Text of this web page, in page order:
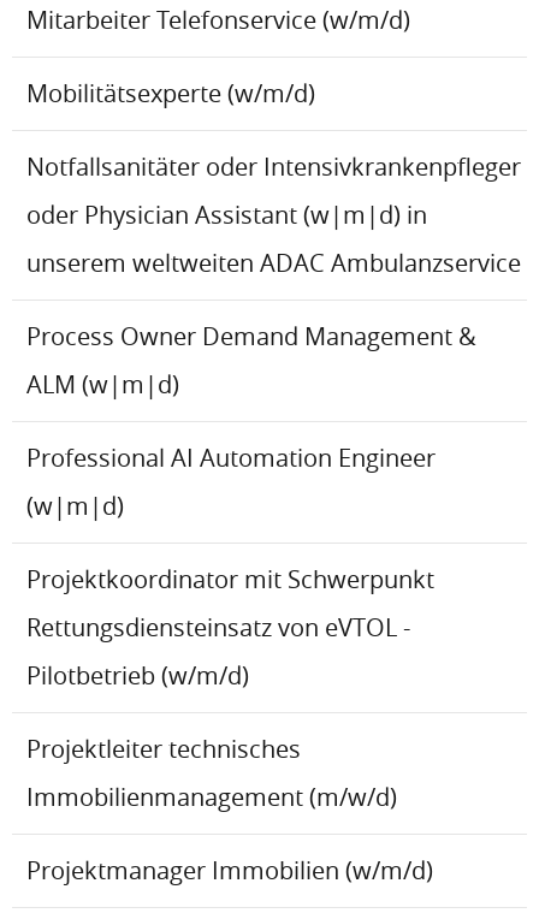
Mitarbeiter Telefonservice (w/m/d)
Mobilitätsexperte (w/m/d)
Notfallsanitäter oder Intensivkrankenpfleger
oder Physician Assistant (w|m|d) in
unserem weltweiten ADAC Ambulanzservice
Process Owner Demand Management &
ALM (w|m|d)
Professional AI Automation Engineer
(w|m|d)
Projektkoordinator mit Schwerpunkt
Rettungsdiensteinsatz von eVTOL -
Pilotbetrieb (w/m/d)
Projektleiter technisches
Immobilienmanagement (m/w/d)
Projektmanager Immobilien (w/m/d)